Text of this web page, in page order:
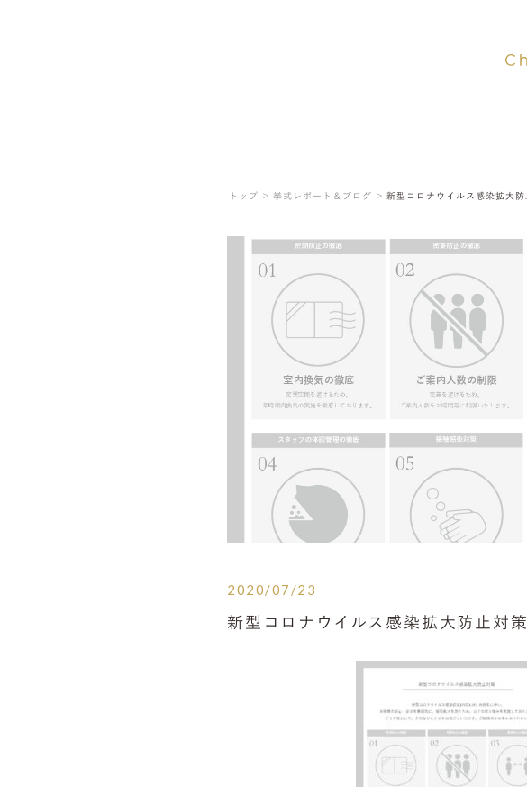
トップ ＞ 挙式レポート＆ブログ ＞
2020/07/23
新型コロナウイルス感染拡大防止対策